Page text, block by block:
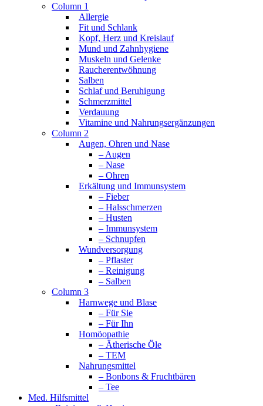
Column 1
Allergie
Fit und Schlank
Kopf, Herz und Kreislauf
Mund und Zahnhygiene
Muskeln und Gelenke
Raucherentwöhnung
Salben
Schlaf und Beruhigung
Schmerzmittel
Verdauung
Vitamine und Nahrungsergänzungen
Column 2
Augen, Ohren und Nase
– Augen
– Nase
– Ohren
Erkältung und Immunsystem
– Fieber
– Halsschmerzen
– Husten
– Immunsystem
– Schnupfen
Wundversorgung
– Pflaster
– Reinigung
– Salben
Column 3
Harnwege und Blase
– Für Sie
– Für Ihn
Homöopathie
– Ätherische Öle
– TEM
Nahrungsmittel
– Bonbons & Fruchtbären
– Tee
Med. Hilfsmittel